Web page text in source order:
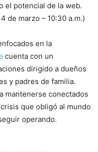
el potencial de la web.
de marzo – 10:30 a.m.)
en la
cuenta con un
dirigido a dueños
y padres de familia.
mantenerse conectados
que obligó al mundo
operando.